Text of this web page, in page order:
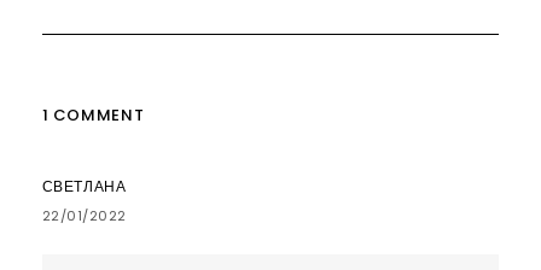
1 COMMENT
СВЕТЛАНА
22/01/2022